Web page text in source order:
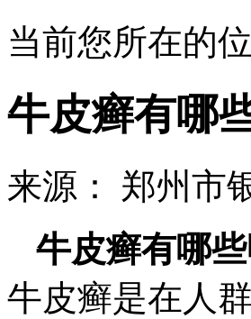
当前您所在的位
牛皮癣有哪
来源： 郑州市
牛皮癣有哪
牛皮癣是在人